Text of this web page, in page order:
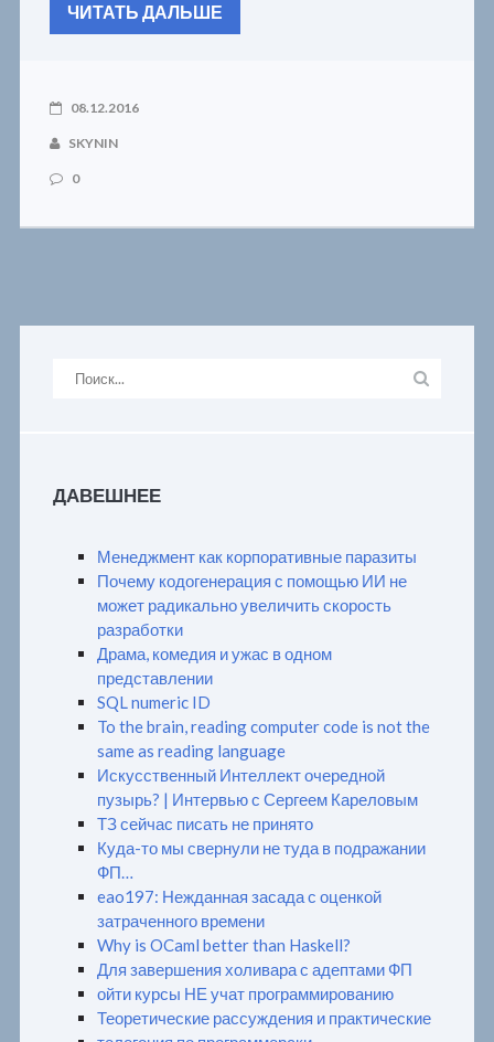
ЧИТАТЬ ДАЛЬШЕ
08.12.2016
SKYNIN
0
ДАВЕШНЕЕ
Менеджмент как корпоративные паразиты
Почему кодогенерация с помощью ИИ не
может радикально увеличить скорость
разработки
Драма, комедия и ужас в одном
представлении
SQL numeric ID
To the brain, reading computer code is not the
same as reading language
Искусственный Интеллект очередной
пузырь? | Интервью с Сергеем Кареловым
ТЗ сейчас писать не принято
Куда-то мы свернули не туда в подражании
ФП…
eao197: Нежданная засада с оценкой
затраченного времени
Why is OCaml better than Haskell?
Для завершения холивара с адептами ФП
ойти курсы НЕ учат программированию
Теоретические рассуждения и практические